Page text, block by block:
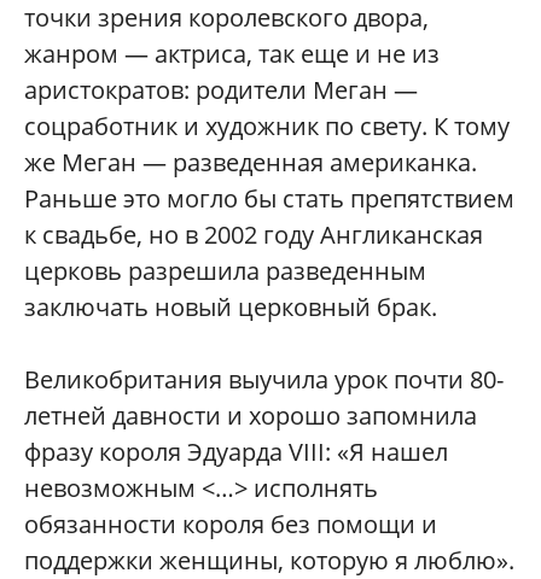
точки зрения королевского двора,
жанром — актриса, так еще и не из
аристократов: родители Меган —
соцработник и художник по свету. К тому
же Меган — разведенная американка.
Раньше это могло бы стать препятствием
к свадьбе, но в 2002 году Англиканская
церковь разрешила разведенным
заключать новый церковный брак.
Великобритания выучила урок почти 80-
летней давности и хорошо запомнила
фразу короля Эдуарда VIII: «Я нашел
невозможным <…> исполнять
обязанности короля без помощи и
поддержки женщины, которую я люблю».